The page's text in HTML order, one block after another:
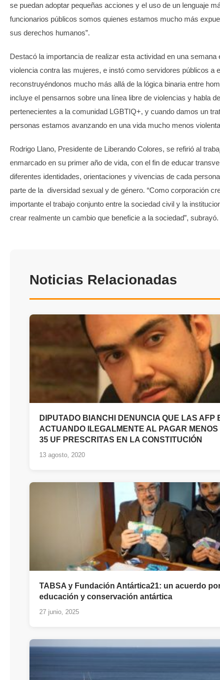
se puedan adoptar pequeñas acciones y el uso de un lenguaje
funcionarios públicos somos quienes estamos mucho más
sus derechos humanos”.
Destacó la importancia de realizar esta actividad en una semana
violencia contra las mujeres, e instó como servidores públicos a
reconstruyéndonos mucho más allá de la lógica binaria entre
incluye el pensarnos sobre una línea libre de violencias y habla
pertenecientes a la comunidad LGBTIQ+, y cuando damos un
personas estamos avanzando en una vida mucho menos
Rodrigo Llano, Presidente de Liberando Colores, se refirió al
enmarcado en su primer año de vida, con el fin de educar
diferentes identidades, orientaciones y vivencias de cada
parte de la diversidad sexual y de género. “Como corporación
importante el trabajo conjunto entre la sociedad civil y la
crear realmente un cambio que beneficie a la sociedad”, subrayó.
Noticias Relacionadas
DIPUTADO BIANCHI DENUNCIA QUE LAS AFP
ACTUANDO ILEGALMENTE AL PAGAR
35 UF PRESCRITAS EN LA CONSTITUCIÓN
13 agosto, 2020
TABSA y Fundación Antártica21: un acuerdo
educación y conservación antártica
27 junio, 2025